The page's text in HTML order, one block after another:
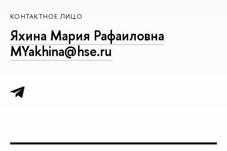
КОНТАКТНОЕ ЛИЦО
Яхина Мария Рафаиловна
MYakhina@hse.ru